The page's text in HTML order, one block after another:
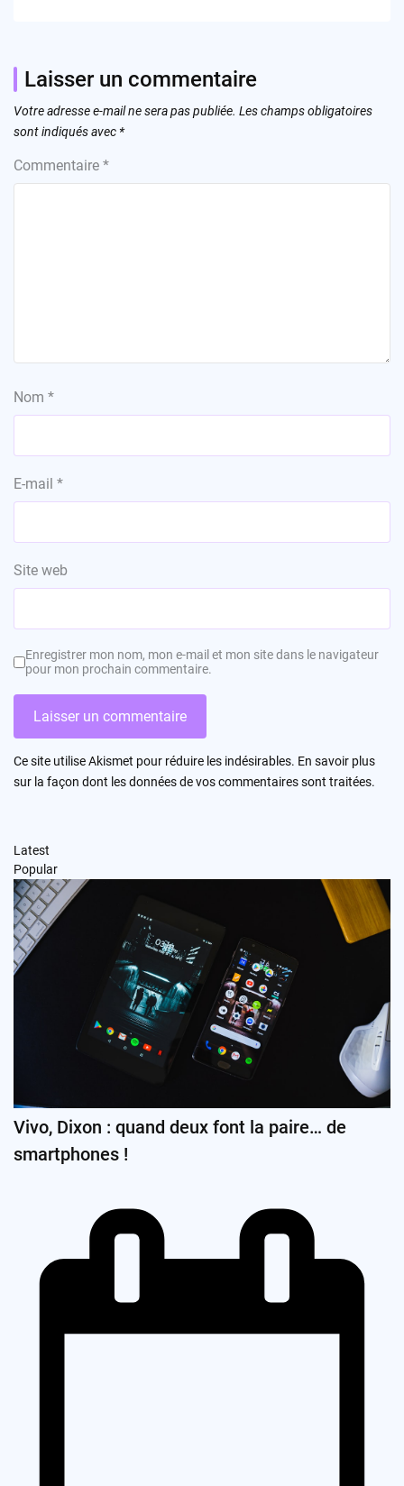
Laisser un commentaire
Votre adresse e-mail ne sera pas publiée. Les champs obligatoires
sont indiqués avec *
Commentaire *
Nom *
E-mail *
Site web
Enregistrer mon nom, mon e-mail et mon site dans le navigateur
pour mon prochain commentaire.
Ce site utilise Akismet pour réduire les indésirables. En savoir plus
sur la façon dont les données de vos commentaires sont traitées.
Latest
Popular
Vivo, Dixon : quand deux font la paire… de
smartphones !